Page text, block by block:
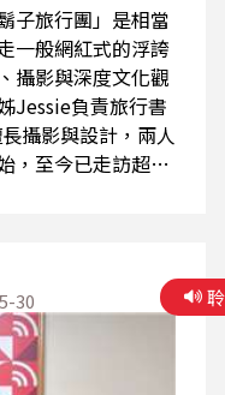
子旅行團」是相當
一般網紅式的浮誇
攝影與深度文化觀
Jessie負責旅行書
攝影與設計，兩人
，至今已走訪超過
見所聞記錄下來。
讀者追蹤，也陸續
地演講邀請，逐漸
認為，自媒體時
30